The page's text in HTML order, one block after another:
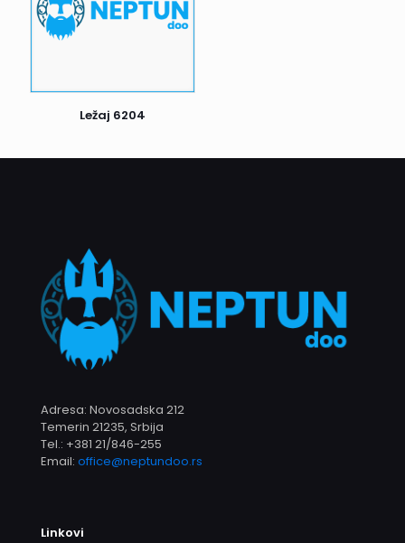
prijem i odmah nas obavestite. U suprotnom, ako je sve u
redu, potpišite prijem i uživajte u kupljenim proizvodima.
novom terminu dostave. Ukoliko ni drugi pokušaj nije
uspešan, pošiljka se vraća nama. Nakon toga, biće naš
Ležaj 6204
Adresa: Novosadska 212
Temerin 21235, Srbija
Tel.: +381 21/846-255
Email: office@neptundoo.rs
Linkovi